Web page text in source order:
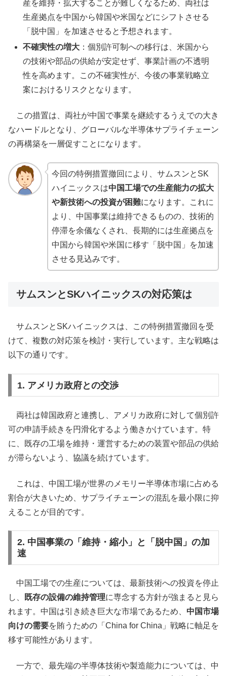
産を維持・拡大することが難しくなるため、両社は
生産拠点を中国から韓国や米国などにシフトさせる
「脱中国」を加速させると予想されます。
不確実性の増大 ：個別許可制への移行は、米国から
の技術や部品の供給が安定せず、事業計画の不透明
性を高めます。この不確実性が、今後の事業戦略立
案におけるリスクとなります。
この措置は、両社が中国で事業を継続するうえでの大き
なハードルとなり、グローバルな半導体サプライチェーン
の再構築を一層促すことになります。
今回の特例措置撤回により、サムスンとSK
ハイニックスは中国工場での生産能力の拡大
や新技術への投資が困難になります。これに
より、中国事業は維持できるものの、技術的
停滞を余儀なくされ、長期的には生産拠点を
中国から韓国や米国に移す「脱中国」を加速
させる見込みです。
サムスンとSKハイニックスの対応策は
サムスンとSKハイニックスは、この特例措置撤回を受
けて、複数の対応策を検討・実行しています。主な戦略は
以下の通りです。
1. アメリカ政府との交渉
両社は韓国政府と連携し、アメリカ政府に対して個別許
可の申請手続きを円滑化するよう働きかけています。特
に、既存の工場を維持・運営するための装置や部品の供給
が滞らないよう、協議を続けています。
これは、中国工場が世界のメモリー半導体市場に占める
割合が大きいため、サプライチェーンの混乱を最小限に抑
えることが目的です。
2. 中国事業の「維持・縮小」と「脱中国」の加
速
中国工場での生産については、最新技術への投資を停止
し、
既存の設備の維持管理に専念する方針が強まると見ら
れます。中国は引き続き巨大な市場であるため、 中国市場
向けの需要を賄うための「China for China」戦略に軸足を
移す可能性があります。
一方で、最先端の半導体技術や製造能力については、中